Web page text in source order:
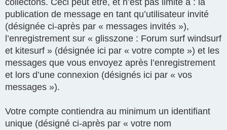
collectons. Ceci peut être, et n’est pas limité à : la
publication de message en tant qu’utilisateur invité
(désignée ci-après par « messages invités »),
l’enregistrement sur « glisszone : Forum surf windsurf
et kitesurf » (désignée ici par « votre compte ») et les
messages que vous envoyez après l’enregistrement
et lors d’une connexion (désignés ici par « vos
messages »).
Votre compte contiendra au minimum un identifiant
unique (désigné ci-après par « votre nom